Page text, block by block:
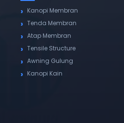
Kanopi Membran
Tenda Membran
Atap Membran
Tensile Structure
Awning Gulung
Kanopi Kain